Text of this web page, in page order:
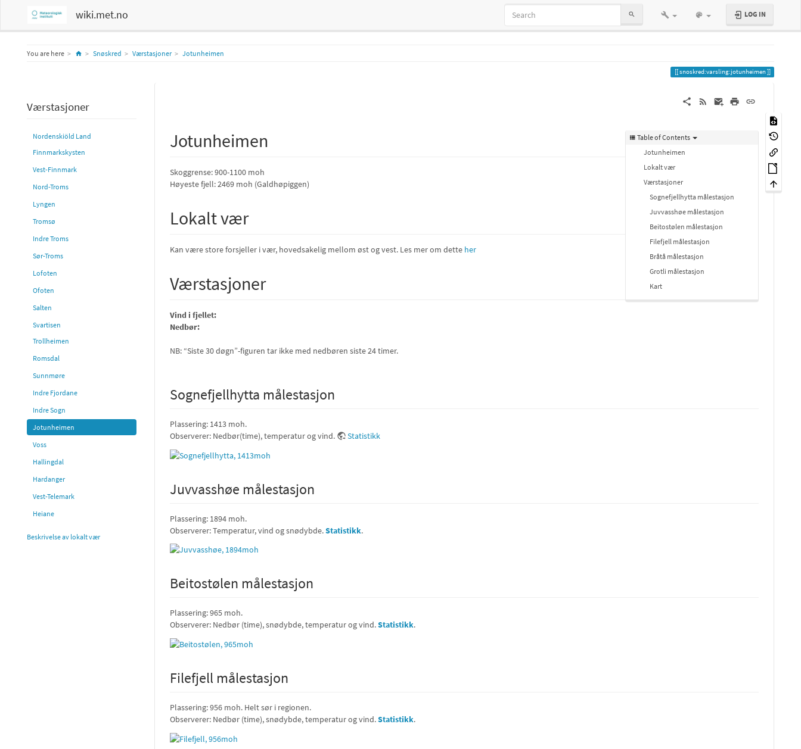
wiki.met.no LOG IN
You are here HomeSnøskred Værstasjoner Jotunheimen
snoskred:varsling:jotunheimen
Værstasjoner
Nordenskiöld Land
Finnmarkskysten
Vest-Finnmark
Nord-Troms
Lyngen
Tromsø
Indre Troms
Sør-Troms
Lofoten
Ofoten
Salten
Svartisen
Trollheimen
Romsdal
Sunnmøre
Indre Fjordane
Indre Sogn
Jotunheimen
Voss
Hallingdal
Hardanger
Vest-Telemark
Heiane
Beskrivelse av lokalt vær
Table of Contents
Jotunheimen
Lokalt vær
Værstasjoner
Sognefjellhytta målestasjon
Juvvasshøe målestasjon
Beitostølen målestasjon
Filefjell målestasjon
Bråtå målestasjon
Grotli målestasjon
Kart
Jotunheimen
Skoggrense: 900-1100 moh
Høyeste fjell: 2469 moh (Galdhøpiggen)
Lokalt vær
Kan være store forsjeller i vær, hovedsakelig mellom øst og vest. Les mer om dette her
Værstasjoner
Vind i fjellet:
Nedbør:
NB: “Siste 30 døgn”-figuren tar ikke med nedbøren siste 24 timer.
Sognefjellhytta målestasjon
Plassering: 1413 moh.
Observerer: Nedbør(time), temperatur og vind.
Statistikk
Juvvasshøe målestasjon
Plassering: 1894 moh.
Observerer: Temperatur, vind og snødybde.Statistikk.
Beitostølen målestasjon
Plassering: 965 moh.
Observerer: Nedbør (time), snødybde, temperatur og vind.Statistikk.
Filefjell målestasjon
Plassering: 956 moh. Helt sør i regionen.
Observerer: Nedbør (time), snødybde, temperatur og vind.Statistikk.